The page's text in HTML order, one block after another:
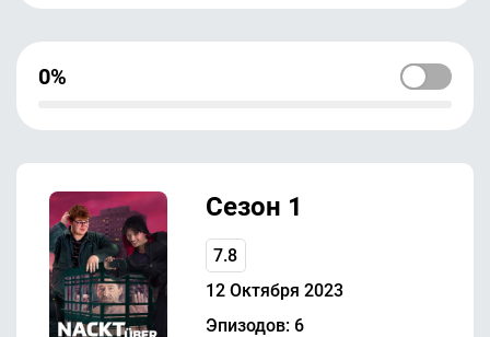
0%
Сезон 1
7.8
12 Октября 2023
Эпизодов: 6